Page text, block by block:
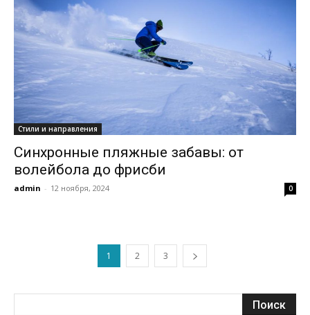
Стили и направления
Синхронные пляжные забавы: от
волейбола до фрисби
admin - 12 ноября, 2024 0
1 2 3